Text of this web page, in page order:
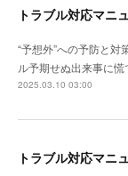
“予想外”への予防と
ル予期せぬ出来事に
2025.03.10 03:00
トラブル対応マニ